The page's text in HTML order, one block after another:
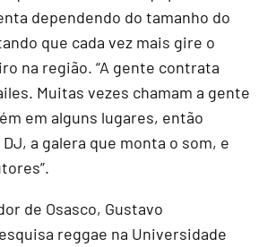
dependendo do tamanho do
que cada vez mais gire o
na região. “A gente contrata
Muitas vezes chamam a gente
em alguns lugares, então
a galera que monta o som, e
de Osasco, Gustavo
reggae na Universidade